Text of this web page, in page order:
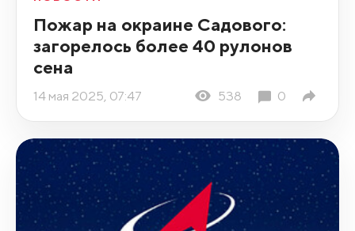
Пожар на окраине Садового:
загорелось более 40 рулонов
сена
14 мая 2025, 07:47 538 0